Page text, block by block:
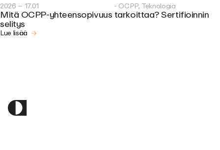
2026 – 17.01 - OCPP, Teknologia
Mitä OCPP-yhteensopivuus tarkoittaa? Sertifioinnin
selitys
Lue lisää